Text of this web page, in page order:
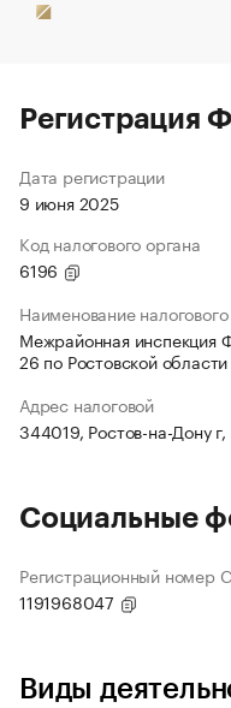
Регистрация
Дата регистрации
9 июня 2025
Код налогового органа
6196
Наименование
Межрайонная инспекция
26 по Ростовской области
Адрес налоговой
344019, Ростов-на-Дону
Социальные
Регистрационный номер
1191968047
Виды